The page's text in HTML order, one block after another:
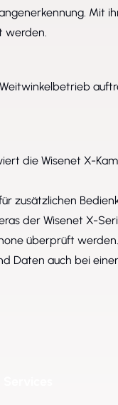
Mit
werden.
die Wisenet X-
zusätzlichen
der Wisenet X-
überprüft
Daten auch bei